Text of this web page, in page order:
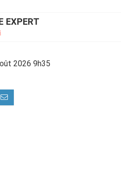
EXPERT
2026 9h35